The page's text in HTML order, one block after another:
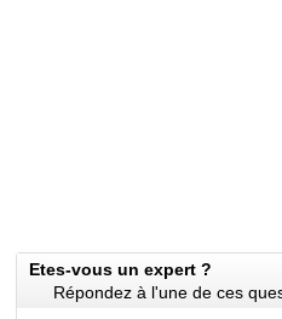
Etes-vous un expert ?
Répondez à l'une de ces